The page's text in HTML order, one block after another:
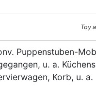
Toy
Puppenstuben-
u. a.
Korb, u. a.